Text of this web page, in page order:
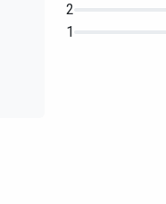
2
1